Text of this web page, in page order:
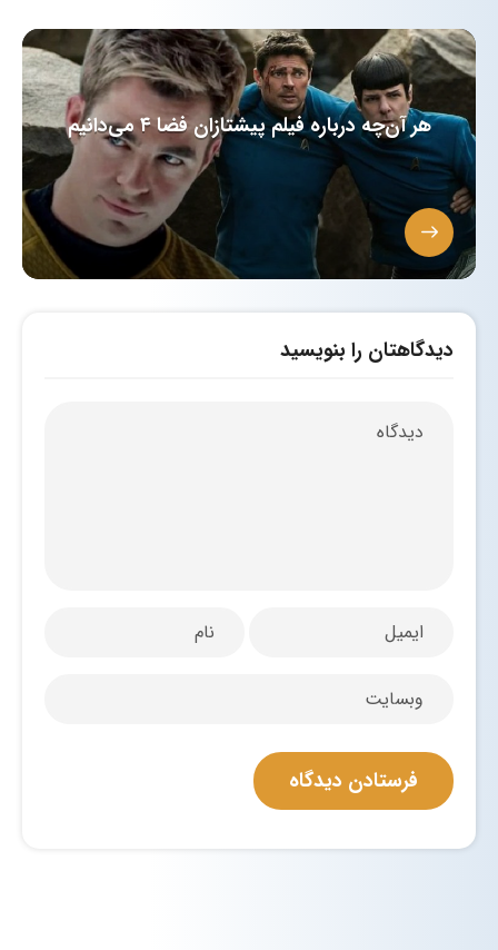
هر آن‌چه درباره فیلم پیشتازان فضا ۴ می‌دانیم
دیدگاهتان را بنویسید